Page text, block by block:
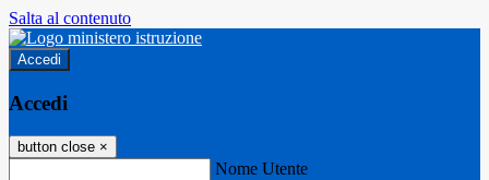
Salta al contenuto
Accedi
Accedi
button close ×
Nome Utente